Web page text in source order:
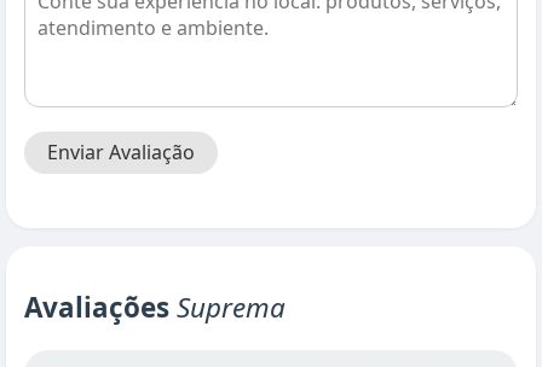
Enviar Avaliação
AvaliaçõesSuprema